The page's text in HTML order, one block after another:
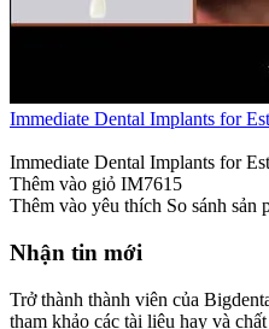
Immediate Dental Implants for
Immediate Dental Implants for
Thêm vào giỏ IM7615
Thêm vào yêu thích So sánh sản
Nhận tin mới
Trở thành thành viên của
tham khảo các tài liệu hay và